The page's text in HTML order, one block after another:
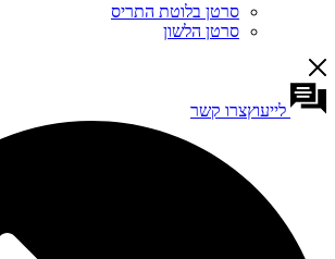
סרטן בלוטת התריס
סרטן הלשון
לייעוץצרו קשר